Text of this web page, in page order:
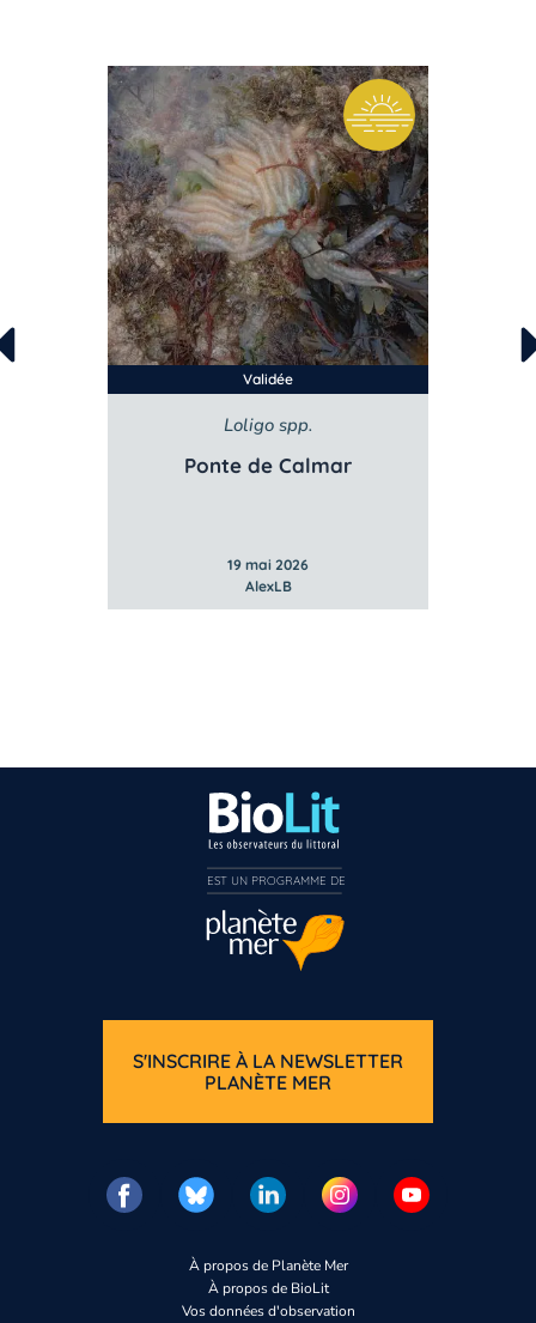
Validée
Loligo spp.
Ponte de Calmar
19 mai 2026
AlexLB
À propos de Planète Mer
À propos de BioLit
Vos données d'observation
S'INSCRIRE À LA NEWSLETTER
PLANÈTE MER